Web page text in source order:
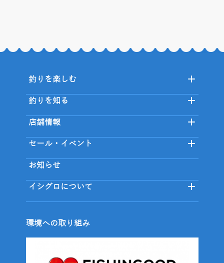
釣りを楽しむ
釣りを知る
店舗情報
セール・イベント
お知らせ
イシグロについて
環境への取り組み